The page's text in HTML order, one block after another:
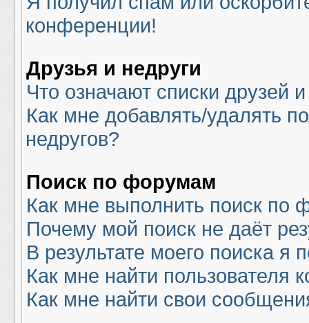
конференции!
Друзья и недруги
Что означают списки друзей
Как мне добавлять/удалять
недругов?
Поиск по форумам
Как мне выполнить поиск
Почему мой поиск не даёт
В результате моего поиска я
Как мне найти пользователя
Как мне найти свои